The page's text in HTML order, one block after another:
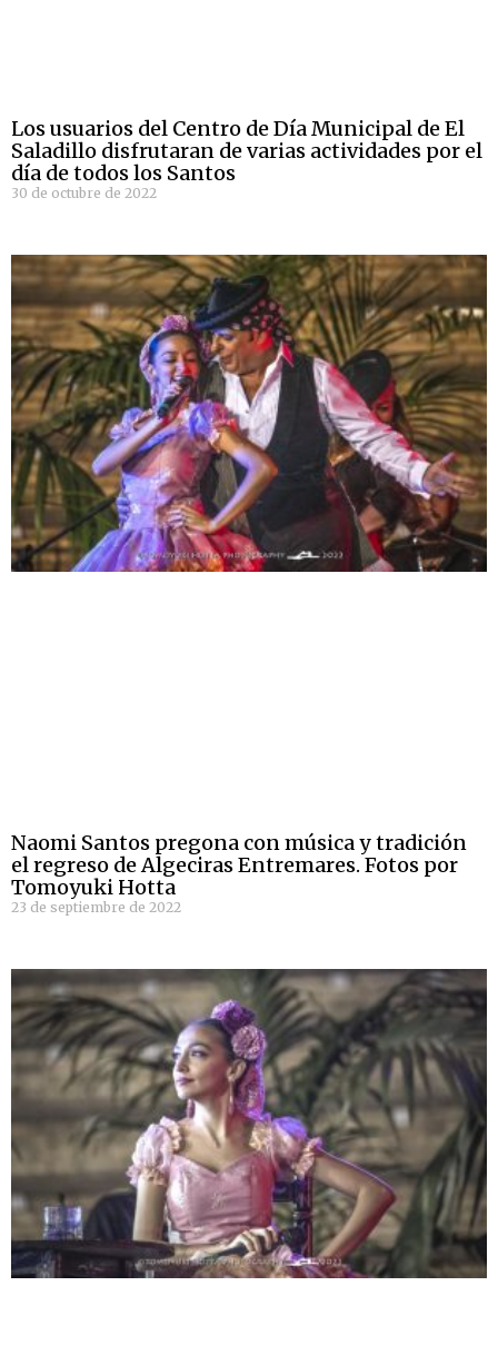
Los usuarios del Centro de Día Municipal de El
Saladillo disfrutaran de varias actividades por el
día de todos los Santos
30 de octubre de 2022
Naomi Santos pregona con música y tradición
el regreso de Algeciras Entremares. Fotos por
Tomoyuki Hotta
23 de septiembre de 2022